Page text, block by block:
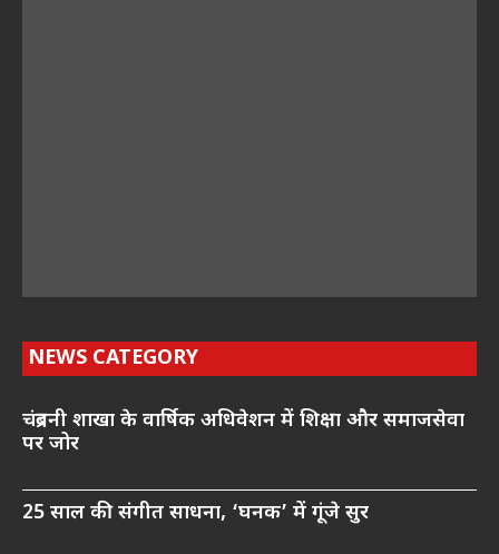
NEWS CATEGORY
चंद्रबनी शाखा के वार्षिक अधिवेशन में शिक्षा और समाजसेवा
पर जोर
25 साल की संगीत साधना, ‘घनक’ में गूंजे सुर